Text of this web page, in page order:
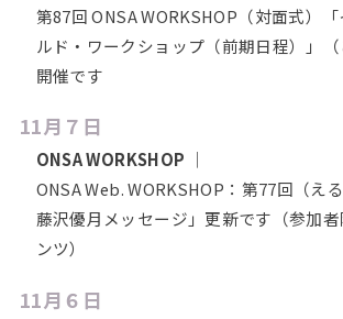
第87回 ONSA WORKSHOP（対面式）
ルド・ワークショップ（前期日程）」（
開催です
11月７日
ONSA WORKSHOP ｜
ONSA Web. WORKSHOP：第77回（え
藤沢優月メッセージ」更新です（参加
ンツ）
11月６日